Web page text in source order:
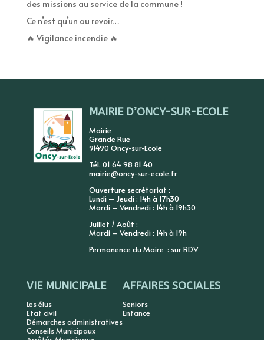
des missions au service de la commune !
Ce n’est qu’un au revoir…
🔥 Vigilance incendie 🔥
MAIRIE D’ONCY-SUR-ECOLE
Mairie
Grande Rue
91490 Oncy-sur-Ecole
Tél. 01 64 98 81 40
mairie@oncy-sur-ecole.fr
Ouverture secrétariat :
Lundi – Jeudi : 14h à 17h30
Mardi – Vendredi : 14h à 19h30
Juillet / Août :
Mardi – Vendredi : 14h à 19h
Permanence du Maire : sur RDV
VIE MUNICIPALE
Les élus
Etat civil
Démarches administratives
Conseils Municipaux
AFFAIRES SOCIALES
Seniors
Enfance